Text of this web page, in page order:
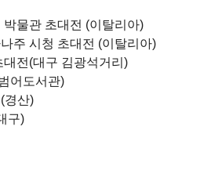
물관 초대전 (이탈리아)
주 시청 초대전 (이탈리아)
전(대구 김광석거리)
어도서관)
경산)
구)